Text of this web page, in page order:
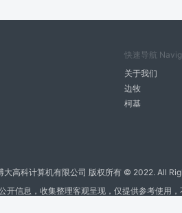
快速导航
关于我们
边牧
柯基
大高科计算机有限公司 版权所有 © 2022. All
信息，收集整理客观呈现，仅提供参考使用